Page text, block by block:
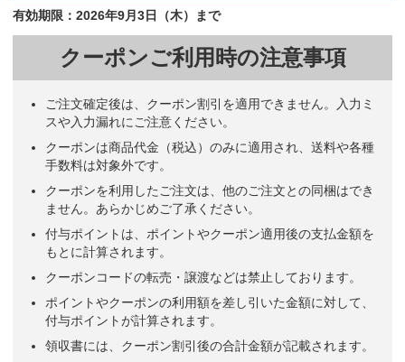
有効期限：2026年9月3日（木）まで
クーポンご利用時の注意事項
ご注文確定後は、クーポン割引を適用できません。入力ミ
スや入力漏れにご注意ください。
クーポンは商品代金（税込）のみに適用され、送料や各種
手数料は対象外です。
クーポンを利用したご注文は、他のご注文との同梱はでき
ません。あらかじめご了承ください。
付与ポイントは、ポイントやクーポン適用後の支払金額を
もとに計算されます。
クーポンコードの転売・譲渡などは禁止しております。
ポイントやクーポンの利用額を差し引いた金額に対して、
付与ポイントが計算されます。
領収書には、クーポン割引後の合計金額が記載されます。